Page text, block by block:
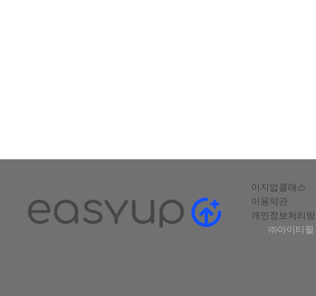
이지업클래스
이용약관
개인정보처리
㈜아이티